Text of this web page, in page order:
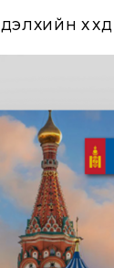
ДЭЛХИЙН